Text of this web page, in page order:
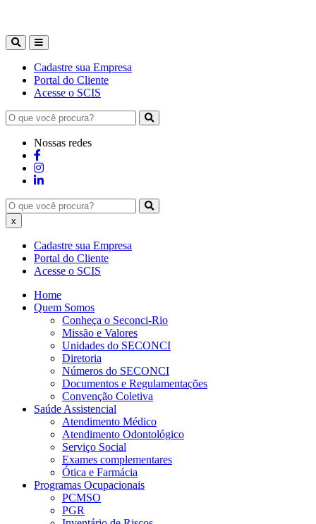
Cadastre sua Empresa
Portal do Cliente
Acesse o SCIS
Nossas redes
x
Cadastre sua Empresa
Portal do Cliente
Acesse o SCIS
Home
Quem Somos
Conheça o Seconci-Rio
Missão e Valores
Unidades do SECONCI
Diretoria
Números do SECONCI
Documentos e Regulamentações
Convenção Coletiva
Saúde Assistencial
Atendimento Médico
Atendimento Odontológico
Serviço Social
Exames complementares
Ótica e Farmácia
Programas Ocupacionais
PCMSO
PGR